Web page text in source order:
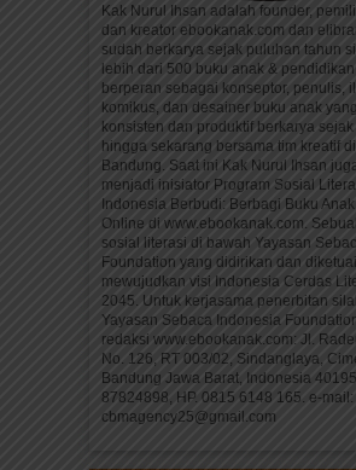
Kak Nurul Ihsan adalah founder,
dan kreator ebookanak.com dan
sudah berkarya sejak puluhan tahun
lebih dari 500 buku anak &
berperan sebagai konseptor, penulis,
komikus, dan desainer buku anak
konsisten dan produktif berkarya
hingga sekarang bersama tim kreatif
Bandung. Saat ini Kak Nurul Ihsan
menjadi inisiator Program Sosial
Indonesia Berbudi: Berbagi Buku
Online di www.ebookanak.com.
sosial literasi di bawah Yayasan
Foundation yang didirikan dan
mewujudkan visi Indonesia Cerdas
2045. Untuk kerjasama penerbitan
Yayasan Sebaca Indonesia
redaksi www.ebookanak.com: Jl.
No. 126, RT 003/02, Sindanglaya,
Bandung Jawa Barat, Indonesia
87824898, HP. 0815 6148 165. e-mail:
cbmagency25@gmail.com